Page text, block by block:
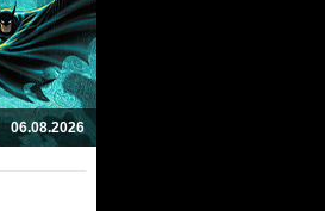
06.08.2026